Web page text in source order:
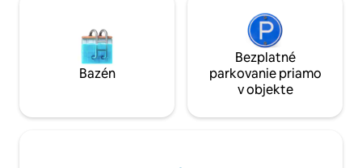
Bazén
Bezplatné
parkovanie priamo
v objekte